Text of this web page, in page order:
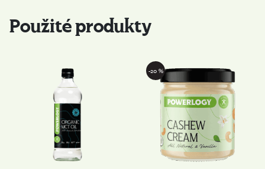
Použité produkty
-20 %